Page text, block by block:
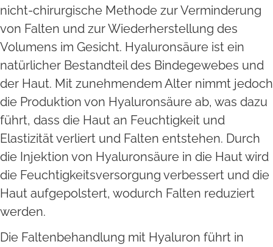
nicht-chirurgische Methode zur Verminderung
von Falten und zur Wiederherstellung des
Volumens im Gesicht. Hyaluronsäure ist ein
natürlicher Bestandteil des Bindegewebes und
der Haut. Mit zunehmendem Alter nimmt jedoch
die Produktion von Hyaluronsäure ab, was dazu
führt, dass die Haut an Feuchtigkeit und
Elastizität verliert und Falten entstehen. Durch
die Injektion von Hyaluronsäure in die Haut wird
die Feuchtigkeitsversorgung verbessert und die
Haut aufgepolstert, wodurch Falten reduziert
werden.
Die Faltenbehandlung mit Hyaluron führt in